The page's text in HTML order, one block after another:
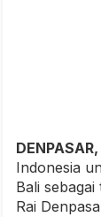
Indonesia
Bali
Rai